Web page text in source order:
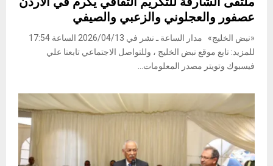
عصفور والعجلوني والزعبي والصيفي
«نبض الخليج» مدار الساعة ـ نشر في 2026/04/13 الساعة 17:54
للمزيد: تابع موقع نبض الخليج ، وللتواصل الاجتماعي تابعنا علي
فيسبوك وتويتر مصدر المعلومات...